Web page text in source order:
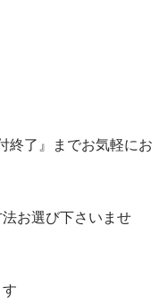
終了』までお気軽にお
お選び下さいませ